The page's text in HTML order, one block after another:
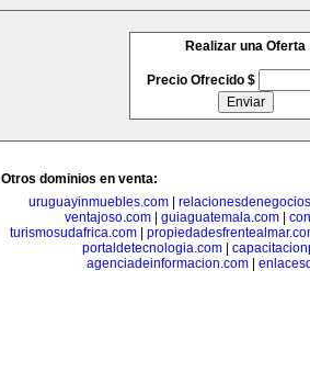
Realizar una Oferta
Precio Ofrecido $
Otros dominios en venta:
uruguayinmuebles.com|
ventajoso.com
guiaguatemala.com
turismosudafrica.com
portaldetecnologia.com|
agenciadeinformacion.com